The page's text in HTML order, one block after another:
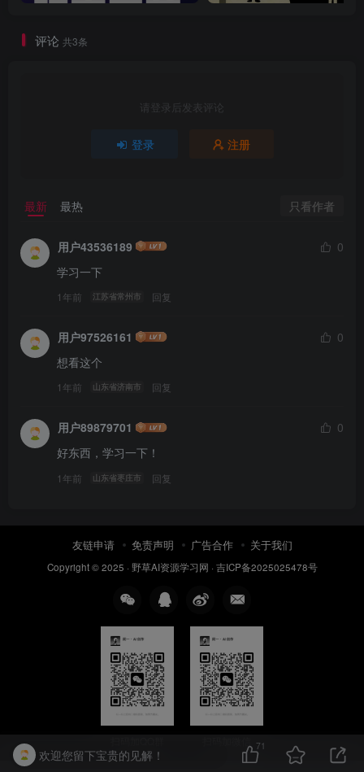
评论 共3条
请登录后发表评论
登录 注册
最新 最热 只看作者
用户43536189
0
学习一下
1年前 江苏省常州市 回复
用户97526161
0
想看这个
1年前 山东省济南市 回复
用户89879701
0
好东西，学习一下！
1年前 山东省枣庄市 回复
友链申请 免责声明 广告合作 关于我们
Copyright © 2025 · 野草AI资源学习网 · 吉ICP备2025025478号
欢迎您留下宝贵的见解！
71